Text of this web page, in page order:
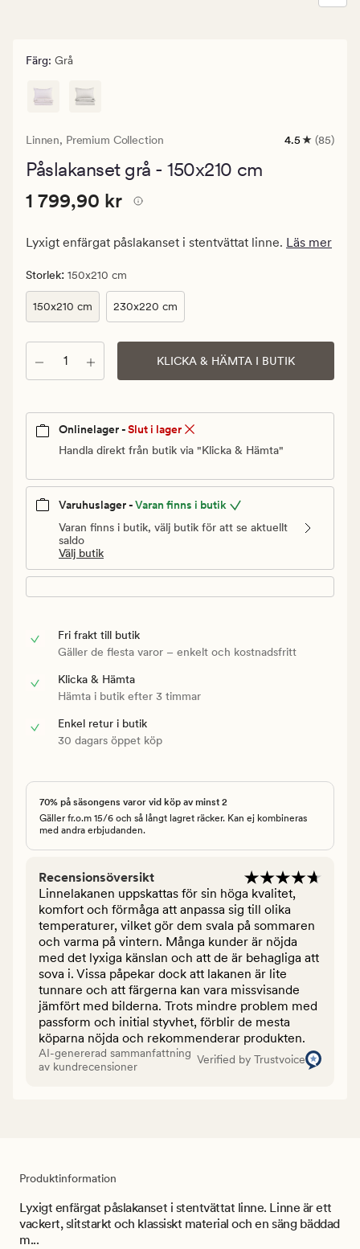
Färg: Grå
Linnen, Premium Collection
85
4.5
4.5 (85)
Påslakanset grå - 150x210 cm
Pris
799,90
kr.
Ordinarie
pris
Pris 1 799,90 kr
1 799,90 kr
Lyxigt enfärgat påslakanset i stentvättat linne. Läs mer
Storlek: 150x210 cm
150x210 cm 230x220 cm
Antal KLICKA & HÄMTA I BUTIK
Onlinelager -Slut i lager
Handla direkt från butik via "Klicka & Hämta"
Varuhuslager -Varan finns i butik
Varan finns i butik, välj butik för att se aktuellt
saldo
Välj butik
Fri frakt till butik
Gäller de flesta varor – enkelt och kostnadsfritt
Klicka & Hämta
Hämta i butik efter 3 timmar
Enkel retur i butik
30 dagars öppet köp
70% på säsongens varor vid köp av minst 2
Gäller fr.o.m 15/6 och så långt lagret räcker. Kan ej kombineras
med andra erbjudanden.
Recensionsöversikt
Linnelakanen uppskattas för sin höga kvalitet,
komfort och förmåga att anpassa sig till olika
temperaturer, vilket gör dem svala på sommaren
och varma på vintern. Många kunder är nöjda
med det lyxiga känslan och att de är behagliga att
sova i. Vissa påpekar dock att lakanen är lite
tunnare och att färgerna kan vara missvisande
jämfört med bilderna. Trots mindre problem med
passform och initial styvhet, förblir de mesta
köparna nöjda och rekommenderar produkten.
AI-genererad sammanfattning
av kundrecensioner
Verified by Trustvoice
Produktinformation
Lyxigt enfärgat påslakanset i stentvättat linne. Linne är ett
vackert, slitstarkt och klassiskt material och en säng bäddad
m...